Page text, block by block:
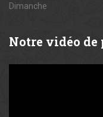
Dimanche
Notre vidéo de